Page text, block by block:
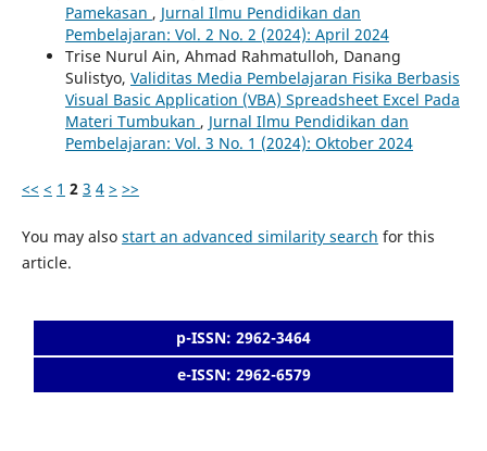
Pamekasan , Jurnal Ilmu Pendidikan dan
Pembelajaran: Vol. 2 No. 2 (2024): April 2024
Trise Nurul Ain, Ahmad Rahmatulloh, Danang
Sulistyo, Validitas Media Pembelajaran Fisika Berbasis
Visual Basic Application (VBA) Spreadsheet Excel Pada
Materi Tumbukan , Jurnal Ilmu Pendidikan dan
Pembelajaran: Vol. 3 No. 1 (2024): Oktober 2024
<< < 1 2 3 4 > >>
You may also start an advanced similarity search for this
article.
p-ISSN: 2962-3464
e-ISSN: 2962-6579